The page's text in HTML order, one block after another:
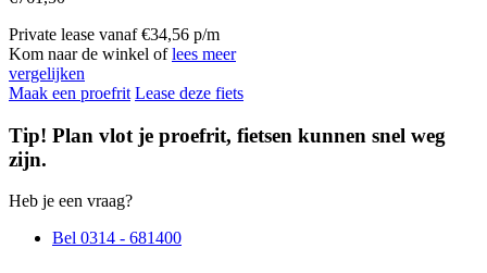
Private lease vanaf €34,56 p/m
Kom naar de winkel oflees meer
vergelijken
Maak een proefrit Lease deze fiets
Tip! Plan vlot je proefrit, fietsen kunnen snel weg
zijn.
Heb je een vraag?
Bel 0314 - 681400